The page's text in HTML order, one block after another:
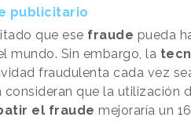
publicitario
que ese fraude pueda
mundo. Sin embargo, la
fraudulenta cada vez
consideran que la utilización
el fraude mejoraría un